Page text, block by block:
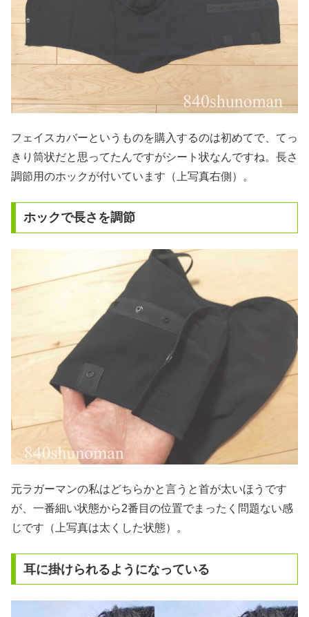
フェイスカバーというものを購入するのは初めてで、てっ
きり筒状だと思ってたんですがシート状なんですね。長さ
調節用のホックが付いています（上写真右側）。
ホックで長さを調節
元ラガーマンの私はどちらかと言うと首が太いほうです
が、一番細い状態から2番目の位置でまったく問題ない感
じです（上写真は太くした状態）。
耳に掛けられるようになっている